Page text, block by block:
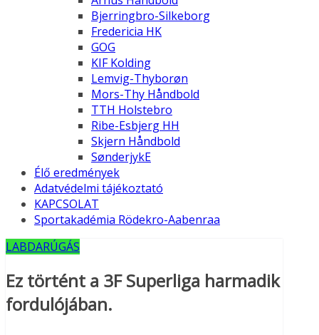
Bjerringbro-Silkeborg
Fredericia HK
GOG
KIF Kolding
Lemvig-Thyborøn
Mors-Thy Håndbold
TTH Holstebro
Ribe-Esbjerg HH
Skjern Håndbold
SønderjykE
Élő eredmények
Adatvédelmi tájékoztató
KAPCSOLAT
Sportakadémia Rödekro-Aabenraa
LABDARÚGÁS
Ez történt a 3F Superliga harmadik
fordulójában.